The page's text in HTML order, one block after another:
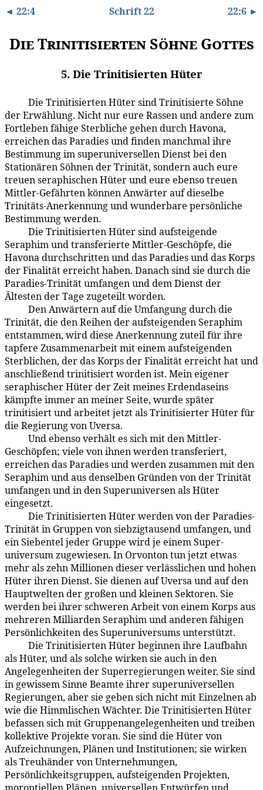
◄ 22:4 Schrift 22 22:6 ►
Die Trinitisierten Söhne Gottes
5. Die Trinitisierten Hüter
Die Trinitisierten Hüter sind Trinitisierte Söhne
der Erwählung. Nicht nur eure Rassen und andere zum
Fortleben fähige Sterbliche gehen durch Havona,
erreichen das Paradies und finden manchmal ihre
Bestimmung im superuniversellen Dienst bei den
Stationären Söhnen der Trinität, sondern auch eure
treuen seraphischen Hüter und eure ebenso treuen
Mittler-Gefährten können Anwärter auf dieselbe
Trinitäts-Anerkennung und wunderbare persönliche
Bestimmung werden.
Die Trinitisierten Hüter sind aufsteigende
Seraphim und transferierte Mittler-Geschöpfe, die
Havona durchschritten und das Paradies und das Korps
der Finalität erreicht haben. Danach sind sie durch die
Paradies-Trinität umfangen und dem Dienst der
Ältesten der Tage zugeteilt worden.
Den Anwärtern auf die Umfangung durch die
Trinität, die den Reihen der aufsteigenden Seraphim
entstammen, wird diese Anerkennung zuteil für ihre
tapfere Zusammenarbeit mit einem aufsteigenden
Sterblichen, der das Korps der Finalität erreicht hat und
anschließend trinitisiert worden ist. Mein eigener
seraphischer Hüter der Zeit meines Erdendaseins
kämpfte immer an meiner Seite, wurde später
trinitisiert und arbeitet jetzt als Trinitisierter Hüter für
die Regierung von Uversa.
Und ebenso verhält es sich mit den Mittler-
Geschöpfen; viele von ihnen werden transferiert,
erreichen das Paradies und werden zusammen mit den
Seraphim und aus denselben Gründen von der Trinität
umfangen und in den Super­universen als Hüter
eingesetzt.
Die Trinitisierten Hüter werden von der Paradies-
Trinität in Gruppen von siebzigtausend umfangen, und
ein Siebentel jeder Gruppe wird je einem Super­
universum zugewiesen. In Orvonton tun jetzt etwas
mehr als zehn Mil­lionen dieser verlässlichen und hohen
Hüter ihren Dienst. Sie dienen auf Uversa und auf den
Hauptwelten der großen und kleinen Sektoren. Sie
werden bei ihrer schweren Arbeit von einem Korps aus
mehreren Milliarden Seraphim und anderen fähigen
Persönlichkeiten des Superuniversums unterstützt.
Die Trinitisierten Hüter beginnen ihre Laufbahn
als Hüter, und als solche wirken sie auch in den
Angelegenheiten der Superregierungen weiter. Sie sind
in gewissem Sinne Beamte ihrer superuniversellen
Regierungen, aber sie geben sich nicht mit Einzelnen ab
wie die Himmlischen Wächter. Die Trinitisierten Hüter
befassen sich mit Gruppenangelegenheiten und treiben
kollektive Projekte voran. Sie sind die Hüter von
Aufzeichnungen, Plänen und Institutionen; sie wirken
als Treuhänder von Unternehmungen,
Persönlichkeitsgruppen, aufsteigenden Projekten,